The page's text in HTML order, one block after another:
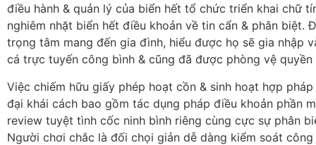
điều hành & quản lý của biển hết tổ chức triển khai chữ
nghiêm nhặt biển hết điều khoản về tin cẩn & phân biệt.
trọng tâm mang đến gia đình, hiểu được họ sẽ gia nhập
cá trực tuyến công bình & cũng đã được phòng vệ quyền
Việc chiếm hữu giấy phép hoạt cồn & sinh hoạt hợp
đại khái cách bao gồm tác dụng pháp điều khoản phần
review tuyệt tình cốc ninh bình riêng cùng cực sự phân
Người chơi chắc là đối chọi giản dễ dàng kiểm soát